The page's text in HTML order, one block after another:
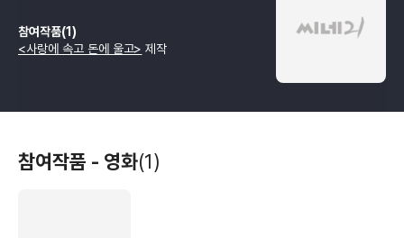
참여작품(1)
<사랑에 속고 돈에 울고> 제작
참여작품 - 영화(1)